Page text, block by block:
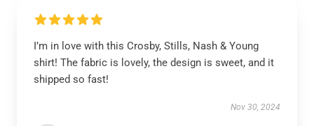
I’m in love with this Crosby, Stills, Nash & Young
shirt! The fabric is lovely, the design is sweet, and it
shipped so fast!
Nov 30, 2024